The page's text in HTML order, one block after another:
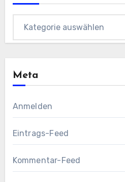
Meta
Anmelden
Eintrags-Feed
Kommentar-Feed